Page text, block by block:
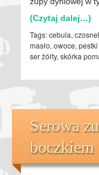
(Czytaj dalej…)
Tags:cebula,
masło, owoce,
ser żółty, skórka
Serowa
boczkiem